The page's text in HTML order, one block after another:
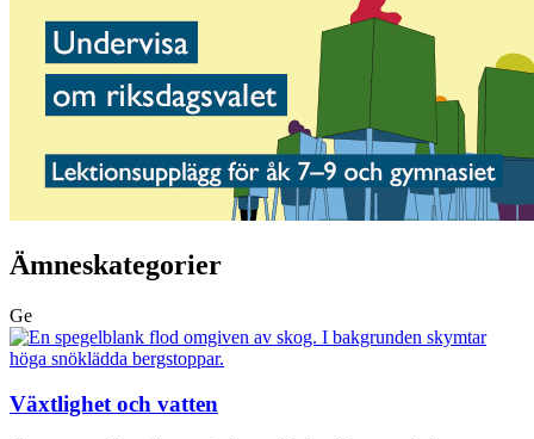
Ämneskategorier
Ge
Växtlighet och vatten